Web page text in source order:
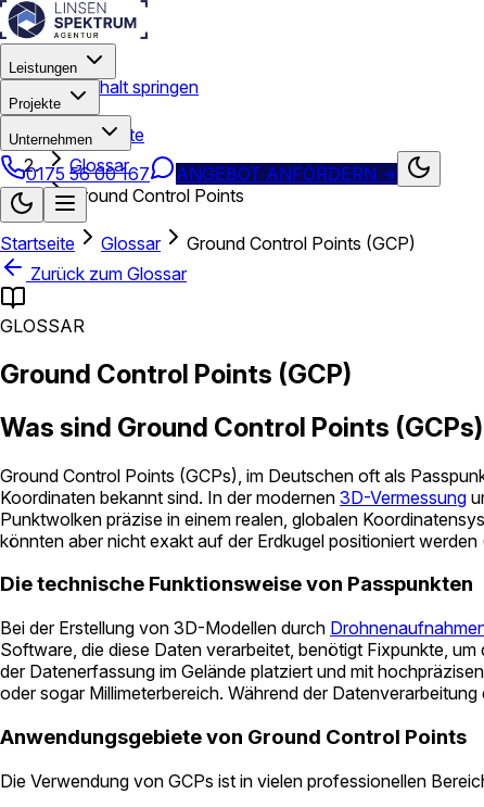
Zum Hauptinhalt springen
Startseite
Glossar
Ground Control Points
Leistungen
Projekte
Unternehmen
0175 56 00 167 ANGEBOT ANFORDERN →
Startseite Glossar
Ground Control Points (GCP)
Zurück zum Glossar
GLOSSAR
Ground Control Points (GCP)
Was sind Ground Control Points
Ground Control Points (GCPs), im Deutschen oft als
Koordinaten bekannt sind. In der modernen 3D-Vermessung
Punktwolken präzise in einem realen, globalen
könnten aber nicht exakt auf der Erdkugel positioniert werden
Die technische Funktionsweise von Passpunkten
Bei der Erstellung von 3D-Modellen durch
Software, die diese Daten verarbeitet, benötigt Fixpunkte,
der Datenerfassung im Gelände platziert und mit
oder sogar Millimeterbereich. Während der
Anwendungsgebiete von Ground Control Points
Die Verwendung von GCPs ist in vielen professionellen